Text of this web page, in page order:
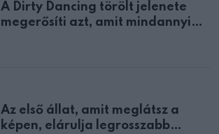
A Dirty Dancing törölt jelenete
megerősíti azt, amit mindannyian
Az első állat, amit meglátsz a
képen, elárulja legrosszabb